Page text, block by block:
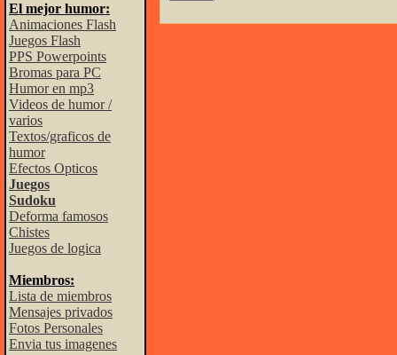
El mejor humor:
Animaciones Flash
Juegos Flash
PPS Powerpoints
Bromas para PC
Humor en mp3
Videos de humor /
varios
Textos/graficos de
humor
Efectos Opticos
Juegos
Sudoku
Deforma famosos
Chistes
Juegos de logica
Miembros:
Lista de miembros
Mensajes privados
Fotos Personales
Envia tus imagenes